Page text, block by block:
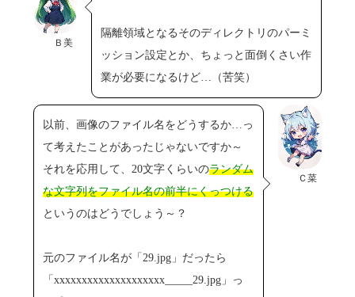
Ｂ美
隔離領域となるそのディレクトリのパーミ
ッション設定とか、ちょっと面倒くさい作
業が必要になるけど…（苦笑）
Ｃ菜
以前、画像のファイル名をどうするか…っ
て考えたことがあったじゃないですか～
それを応用して、20文字くらいのランダム
な文字列をファイル名の前半にくっつける
というのはどうでしょう～？
元のファイル名が「29.jpg」だったら
「xxxxxxxxxxxxxxxxxxxx_____29.jpg」っ